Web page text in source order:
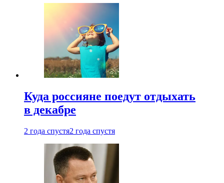
Куда россияне поедут отдыхать
в декабре
2 года спустя2 года спустя